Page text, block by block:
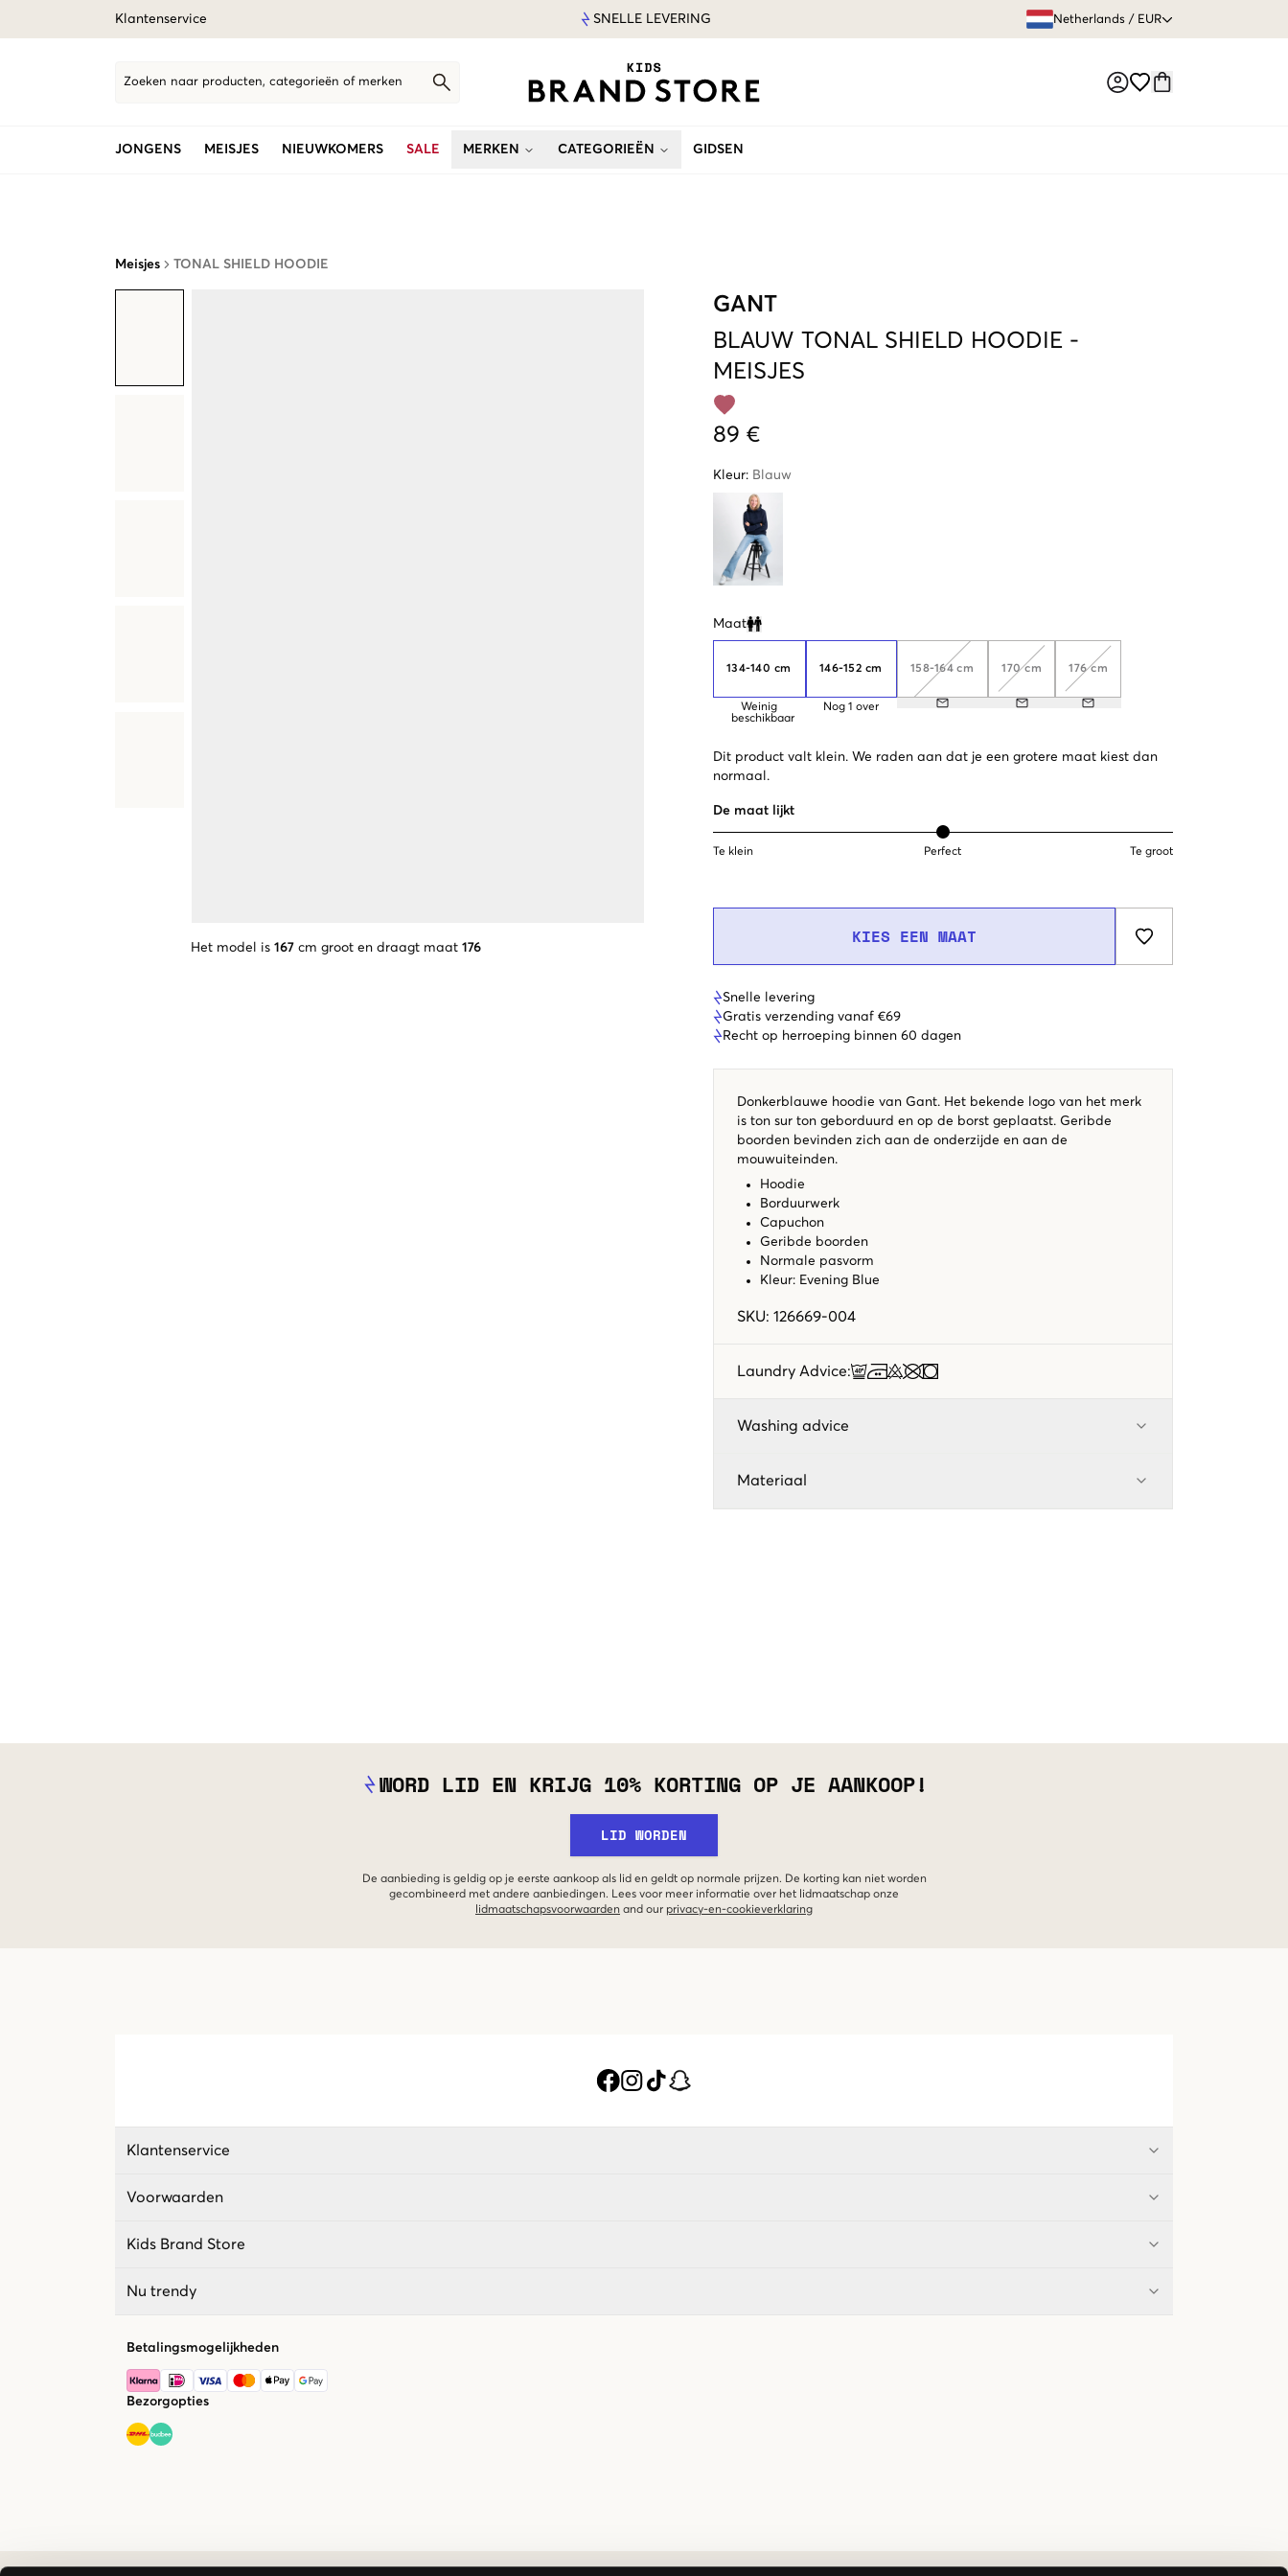
Klantenservice SNELLE LEVERING Netherlands / EUR
Zoeken naar producten, categorieën of merken
JONGENS MEISJES NIEUWKOMERS SALE MERKEN CATEGORIEËN GIDSEN
Meisjes TONAL SHIELD HOODIE
Het model is 167 cm groot en draagt maat 176
GANT
BLAUW TONAL SHIELD HOODIE -
MEISJES
89 €
Kleur: Blauw
Maat
Clone modal
134-140 cm
Weinig
beschikbaar
146-152 cm
Nog 1 over
158-164 cm 170 cm 176 cm
Dit product valt klein. We raden aan dat je een grotere maat kiest dan
normaal.
De maat lijkt
Te klein Perfect Te groot
KIES EEN MAAT
Snelle levering
Gratis verzending vanaf €69
Recht op herroeping binnen 60 dagen
Donkerblauwe hoodie van Gant. Het bekende logo van het merk
is ton sur ton geborduurd en op de borst geplaatst. Geribde
boorden bevinden zich aan de onderzijde en aan de
mouwuiteinden.
Hoodie
Borduurwerk
Capuchon
Geribde boorden
Normale pasvorm
Kleur: Evening Blue
SKU: 126669-004
Laundry Advice:
Washing advice
Materiaal
WORD LID EN KRIJG 10% KORTING OP JE AANKOOP!
LID WORDEN
De aanbieding is geldig op je eerste aankoop als lid en geldt op normale prijzen. De korting kan niet worden
gecombineerd met andere aanbiedingen. Lees voor meer informatie over het lidmaatschap onze
lidmaatschapsvoorwaarden and our privacy-en-cookieverklaring
Klantenservice
Voorwaarden
Kids Brand Store
Nu trendy
Betalingsmogelijkheden
Bezorgopties